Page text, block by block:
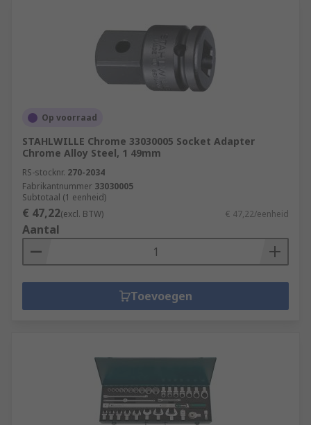
Op voorraad
STAHLWILLE Chrome 33030005 Socket Adapter
Chrome Alloy Steel, 1 49mm
RS-stocknr. 270-2034
Fabrikantnummer 33030005
Subtotaal (1 eenheid)
€ 47,22(excl. BTW) € 47,22/eenheid
Aantal
Toevoegen